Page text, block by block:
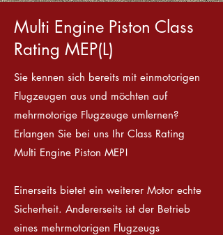
Multi Engine Piston Class
Rating MEP(L)
Sie kennen sich bereits mit einmotorigen
Flugzeugen aus und möchten auf
mehrmotorige Flugzeuge umlernen?
Erlangen Sie bei uns Ihr Class Rating
Multi Engine Piston MEP!
Einerseits bietet ein weiterer Motor echte
Sicherheit. Andererseits ist der Betrieb
eines mehrmotorigen Flugzeugs